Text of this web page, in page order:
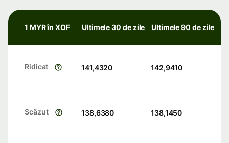
1 MYR în XOF Ultimele 30 de zile Ultimele 90 de zile
Ridicat 141,4320 142,9410
Scăzut 138,6380 138,1450